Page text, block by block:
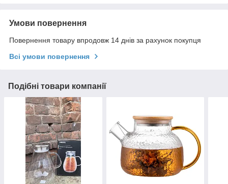
Умови повернення
Повернення товару впродовж 14 днів за рахунок покупця
Всі умови повернення
Подібні товари компанії